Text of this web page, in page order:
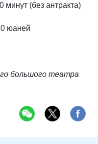
минут (без антракта)
юаней
большого театра